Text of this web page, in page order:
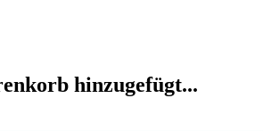
hinzugefügt...